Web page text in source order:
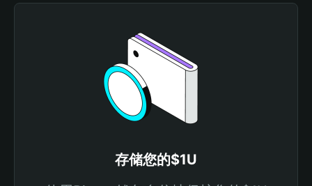
存储您的$1U